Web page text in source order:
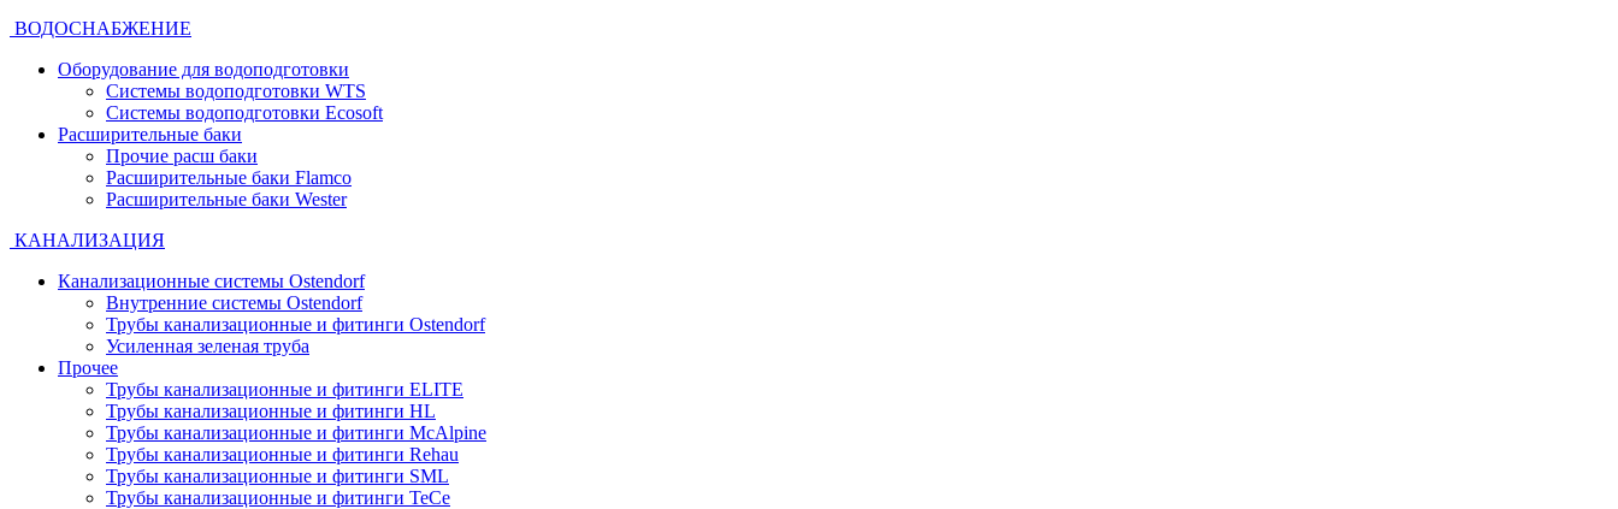
ВОДОСНАБЖЕНИЕ
Оборудование для водоподготовки
Системы водоподготовки WTS
Системы водоподготовки Ecosoft
Расширительные баки
Прочие расш баки
Расширительные баки Flamco
Расширительные баки Wester
КАНАЛИЗАЦИЯ
Канализационные системы Ostendorf
Внутренние системы Ostendorf
Трубы канализационные и фитинги Ostendorf
Усиленная зеленая труба
Прочее
Трубы канализационные и фитинги ELITE
Трубы канализационные и фитинги HL
Трубы канализационные и фитинги McAlpine
Трубы канализационные и фитинги Rehau
Трубы канализационные и фитинги SML
Трубы канализационные и фитинги TeCe